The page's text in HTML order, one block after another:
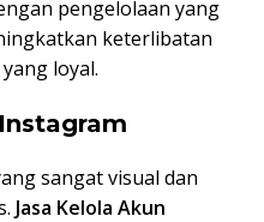
pengelolaan yang
keterlibatan
loyal.
sangat visual dan
Jasa Kelola Akun